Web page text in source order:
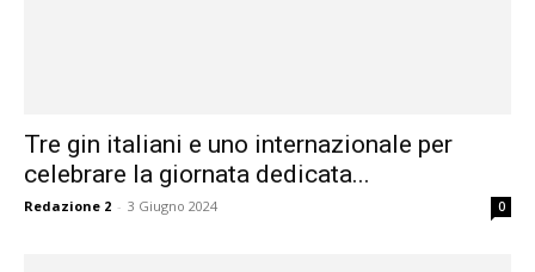
Tre gin italiani e uno internazionale per
celebrare la giornata dedicata...
Redazione 2 - 3 Giugno 2024 0